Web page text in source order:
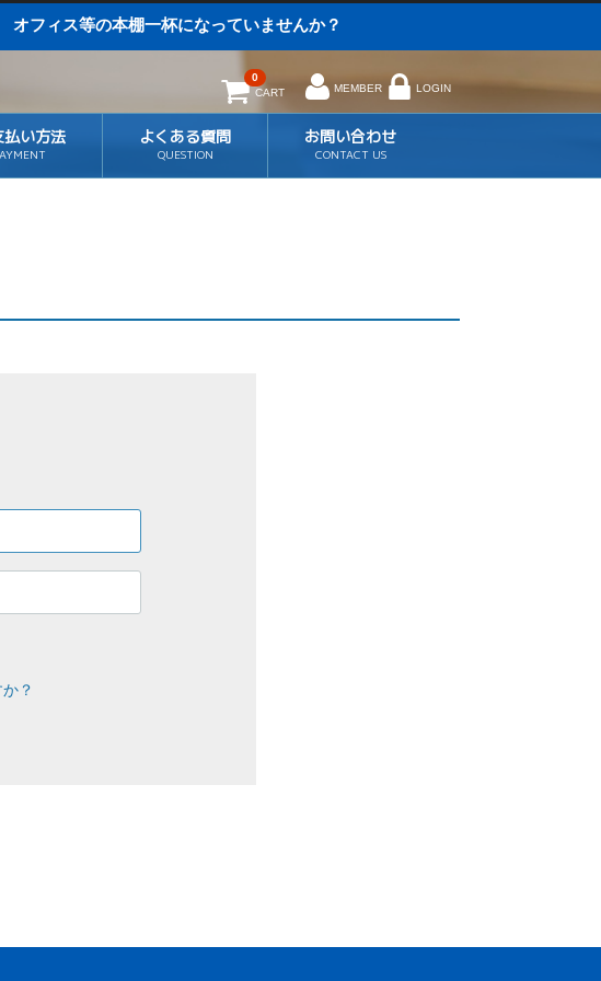
フィス等の本棚一杯になっていませんか？
MEMBER LOGIN
CART
0
払い方法 よくある質問
QUESTION
お問い合わせ
CONTACT US
？